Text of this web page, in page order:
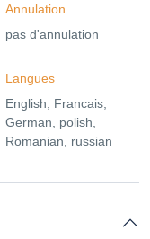
Annulation
pas d'annulation
Langues
English, Francais,
German, polish,
Romanian, russian